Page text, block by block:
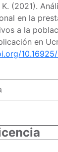
(2021).
en la
a la
en